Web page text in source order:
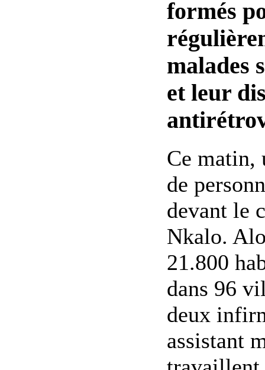
formés
malades
et leur
Ce matin,
de
devant le
Nkalo.
21.800
dans 96
deux
assistant